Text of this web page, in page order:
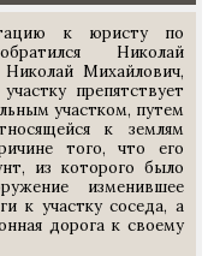
к юристу по
Николай
Михайлович,
препятствует
участком, путем
к землям
того, что его
из которого было
изменившее
к участку соседа, а
дорога к своему